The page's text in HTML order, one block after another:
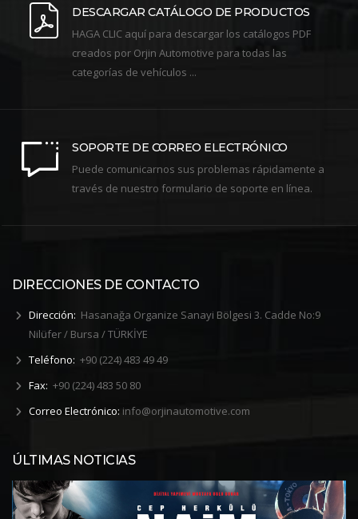
DESCARGAR CATÁLOGO DE PRODUCTOS
HAGA CLIC aquí para descargar los catálogos PDF
creados por Orjin Automotive para todas las
categorías de vehículos ...
SOPORTE DE CORREO ELECTRÓNICO
Puede comunicarnos sus problemas rápidamente a
través de nuestro formulario de soporte en línea.
DIRECCIONES DE CONTACTO
Dirección: Hasanağa Organize Sanayi Bölgesi 3. Cadde No:9
Nilüfer / Bursa / TÜRKİYE
Teléfono: +90 (224) 483 49 49
Fax: +90 (224) 483 50 80
Correo Electrónico: info@orjinautomotive.com
ÚLTIMAS NOTICIAS